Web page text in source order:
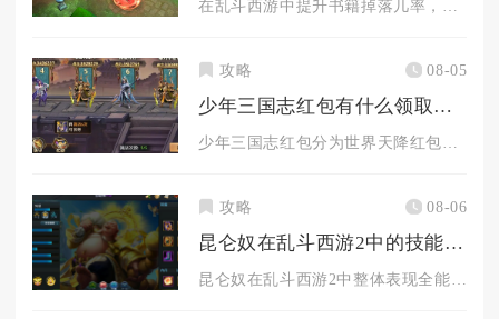
攻略 08-05
少年三国志红包有什么领取方法
攻略 08-06
昆仑奴在乱斗西游2中的技能表现如何